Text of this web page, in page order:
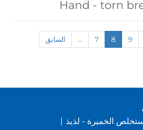
السابق ... 7 8 9
الخميرة - لذيذ |